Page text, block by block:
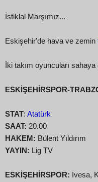
İstiklal Marşımız...
Eskişehir'de hava ve zemin
İki takım oyuncuları sahaya
ESKİŞEHİRSPOR-
STAT: Atatürk
SAAT: 20.00
HAKEM: Bülent Yıldırım
YAYIN: Lig TV
ESKİŞEHİRSPOR: Ivesa,